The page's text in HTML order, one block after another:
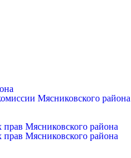
Мясниковского района
Мясниковского района
Мясниковского района